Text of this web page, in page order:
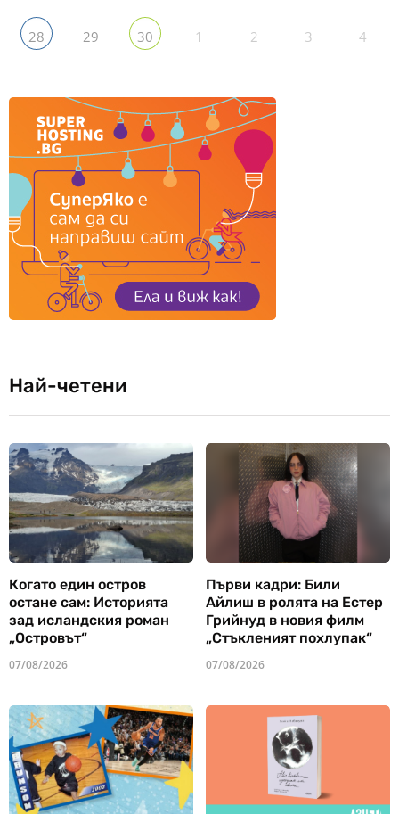
28 29 30 1 2 3 4
Най-четени
Когато един остров
остане сам: Историята
зад исландския роман
„Островът“
07/08/2026
Първи кадри: Били
Айлиш в ролята на Естер
Грийнуд в новия филм
„Стъкленият похлупак“
07/08/2026